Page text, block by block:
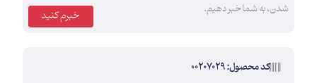
شدن، به شما خبر دهیم.
کد محصول: 00207029